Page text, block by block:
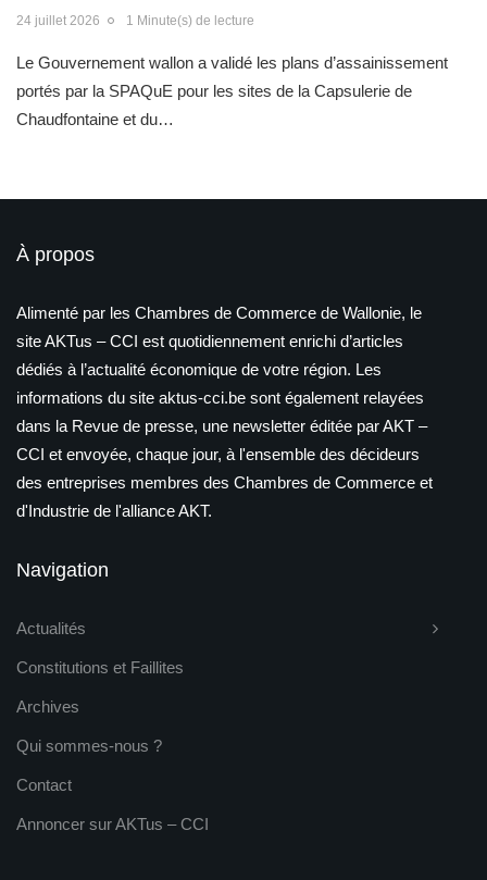
24 juillet 2026 1 Minute(s) de lecture
Le Gouvernement wallon a validé les plans d’assainissement
portés par la SPAQuE pour les sites de la Capsulerie de
Chaudfontaine et du…
À propos
Alimenté par les Chambres de Commerce de Wallonie, le
site AKTus – CCI est quotidiennement enrichi d’articles
dédiés à l’actualité économique de votre région. Les
informations du site aktus-cci.be sont également relayées
dans la Revue de presse, une newsletter éditée par AKT –
CCI et envoyée, chaque jour, à l'ensemble des décideurs
des entreprises membres des Chambres de Commerce et
d'Industrie de l'alliance AKT.
Navigation
Actualités
Constitutions et Faillites
Archives
Qui sommes-nous ?
Contact
Annoncer sur AKTus – CCI